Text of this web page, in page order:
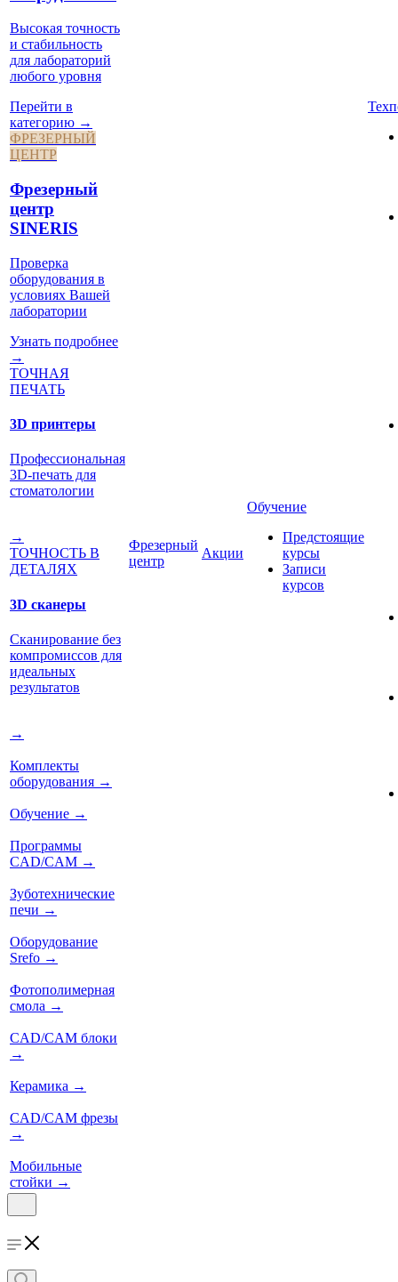
Высокая точность
и стабильность
для лабораторий
любого уровня
Перейти в
категорию →
ФРЕЗЕРНЫЙ
ЦЕНТР
Фрезерный
центр
SINERIS
Проверка
оборудования в
условиях Вашей
лаборатории
Узнать подробнее
→
ТОЧНАЯ
ПЕЧАТЬ
3D принтеры
Профессиональная
3D-печать для
стоматологии
→
ТОЧНОСТЬ В
ДЕТАЛЯХ
3D сканеры
Сканирование без
компромиссов для
идеальных
результатов
→
Комплекты
оборудования →
Обучение →
Программы
CAD/CAM →
Зуботехнические
печи →
Оборудование
Srefo →
Фотополимерная
смола →
CAD/CAM блоки
→
Керамика →
CAD/CAM фрезы
→
Мобильные
стойки →
Фрезерный
центр
Акции
Обучение
Предстоящие
курсы
Записи
курсов